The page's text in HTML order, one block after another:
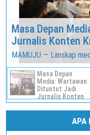
Masa Depan
Jurnalis Konten
MAMUJU — Lanskap
Masa Depan
Media: Wartawan
Dituntut Jadi
Jurnalis Konten
Kreator
APA